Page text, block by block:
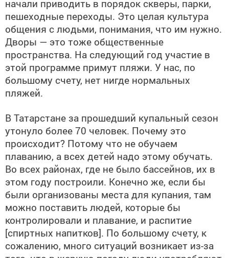
начали приводить в порядок скверы, парки,
пешеходные переходы. Это целая культура
общения с людьми, понимания, что им нужно.
Дворы — это тоже общественные
пространства. На следующий год участие в
этой программе примут пляжи. У нас, по
большому счету, нет нигде нормальных
пляжей.
В Татарстане за прошедший купальный сезон
утонуло более 70 человек. Почему это
происходит? Потому что не обучаем
плаванию, а всех детей надо этому обучать.
Во всех районах, где не было бассейнов, их в
этом году построили. Конечно же, если бы
были организованы места для купания, там
можно поставить людей, которые бы
контролировали и плавание, и распитие
[спиртных напитков]. По большому счету, к
сожалению, много ситуаций возникает из-за